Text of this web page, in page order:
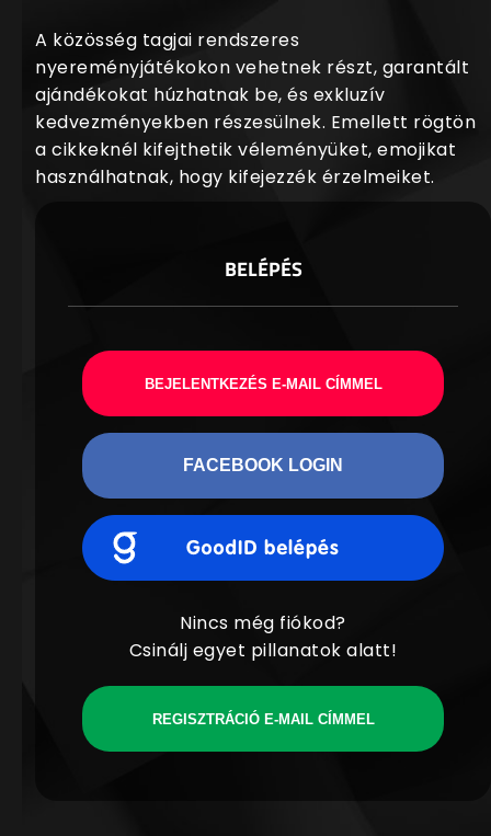
A közösség tagjai rendszeres
nyereményjátékokon vehetnek részt, garantált
ajándékokat húzhatnak be, és exkluzív
kedvezményekben részesülnek. Emellett rögtön
a cikkeknél kifejthetik véleményüket, emojikat
használhatnak, hogy kifejezzék érzelmeiket.
BELÉPÉS
BEJELENTKEZÉS E-MAIL CÍMMEL
FACEBOOK LOGIN
Nincs még fiókod?
Csinálj egyet pillanatok alatt!
REGISZTRÁCIÓ E-MAIL CÍMMEL